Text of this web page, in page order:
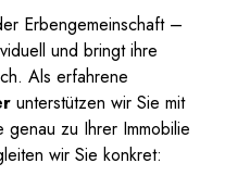
Erbengemeinschaft –
und bringt ihre
Als erfahrene
unterstützen wir Sie mit
zu Ihrer Immobilie
wir Sie konkret: